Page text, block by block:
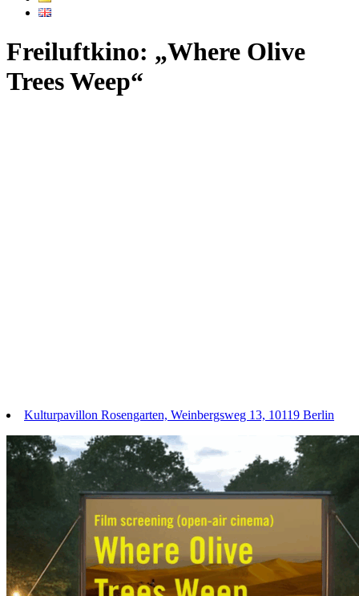
Freiluftkino: „Where Olive
Trees Weep“
Kulturpavillon Rosengarten, Weinbergsweg 13, 10119 Berlin